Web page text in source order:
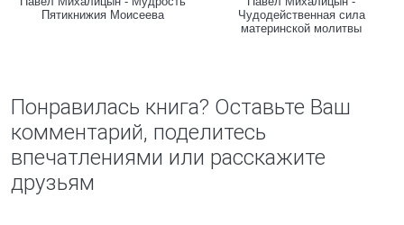
Пятикнижия Моисеева
Чудодейственная сила
материнской молитвы
Понравилась книга? Оставьте Ваш
комментарий, поделитесь
впечатлениями или расскажите
друзьям